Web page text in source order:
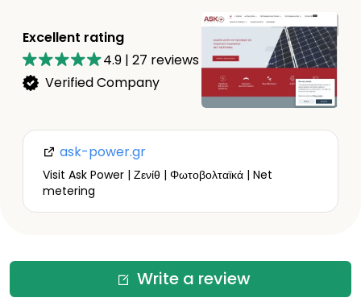
Excellent rating
4.9 | 27 reviews
Verified Company
ask-power.gr
Visit Ask Power | Ζενίθ | Φωτοβολταϊκά | Net
metering
Write a review